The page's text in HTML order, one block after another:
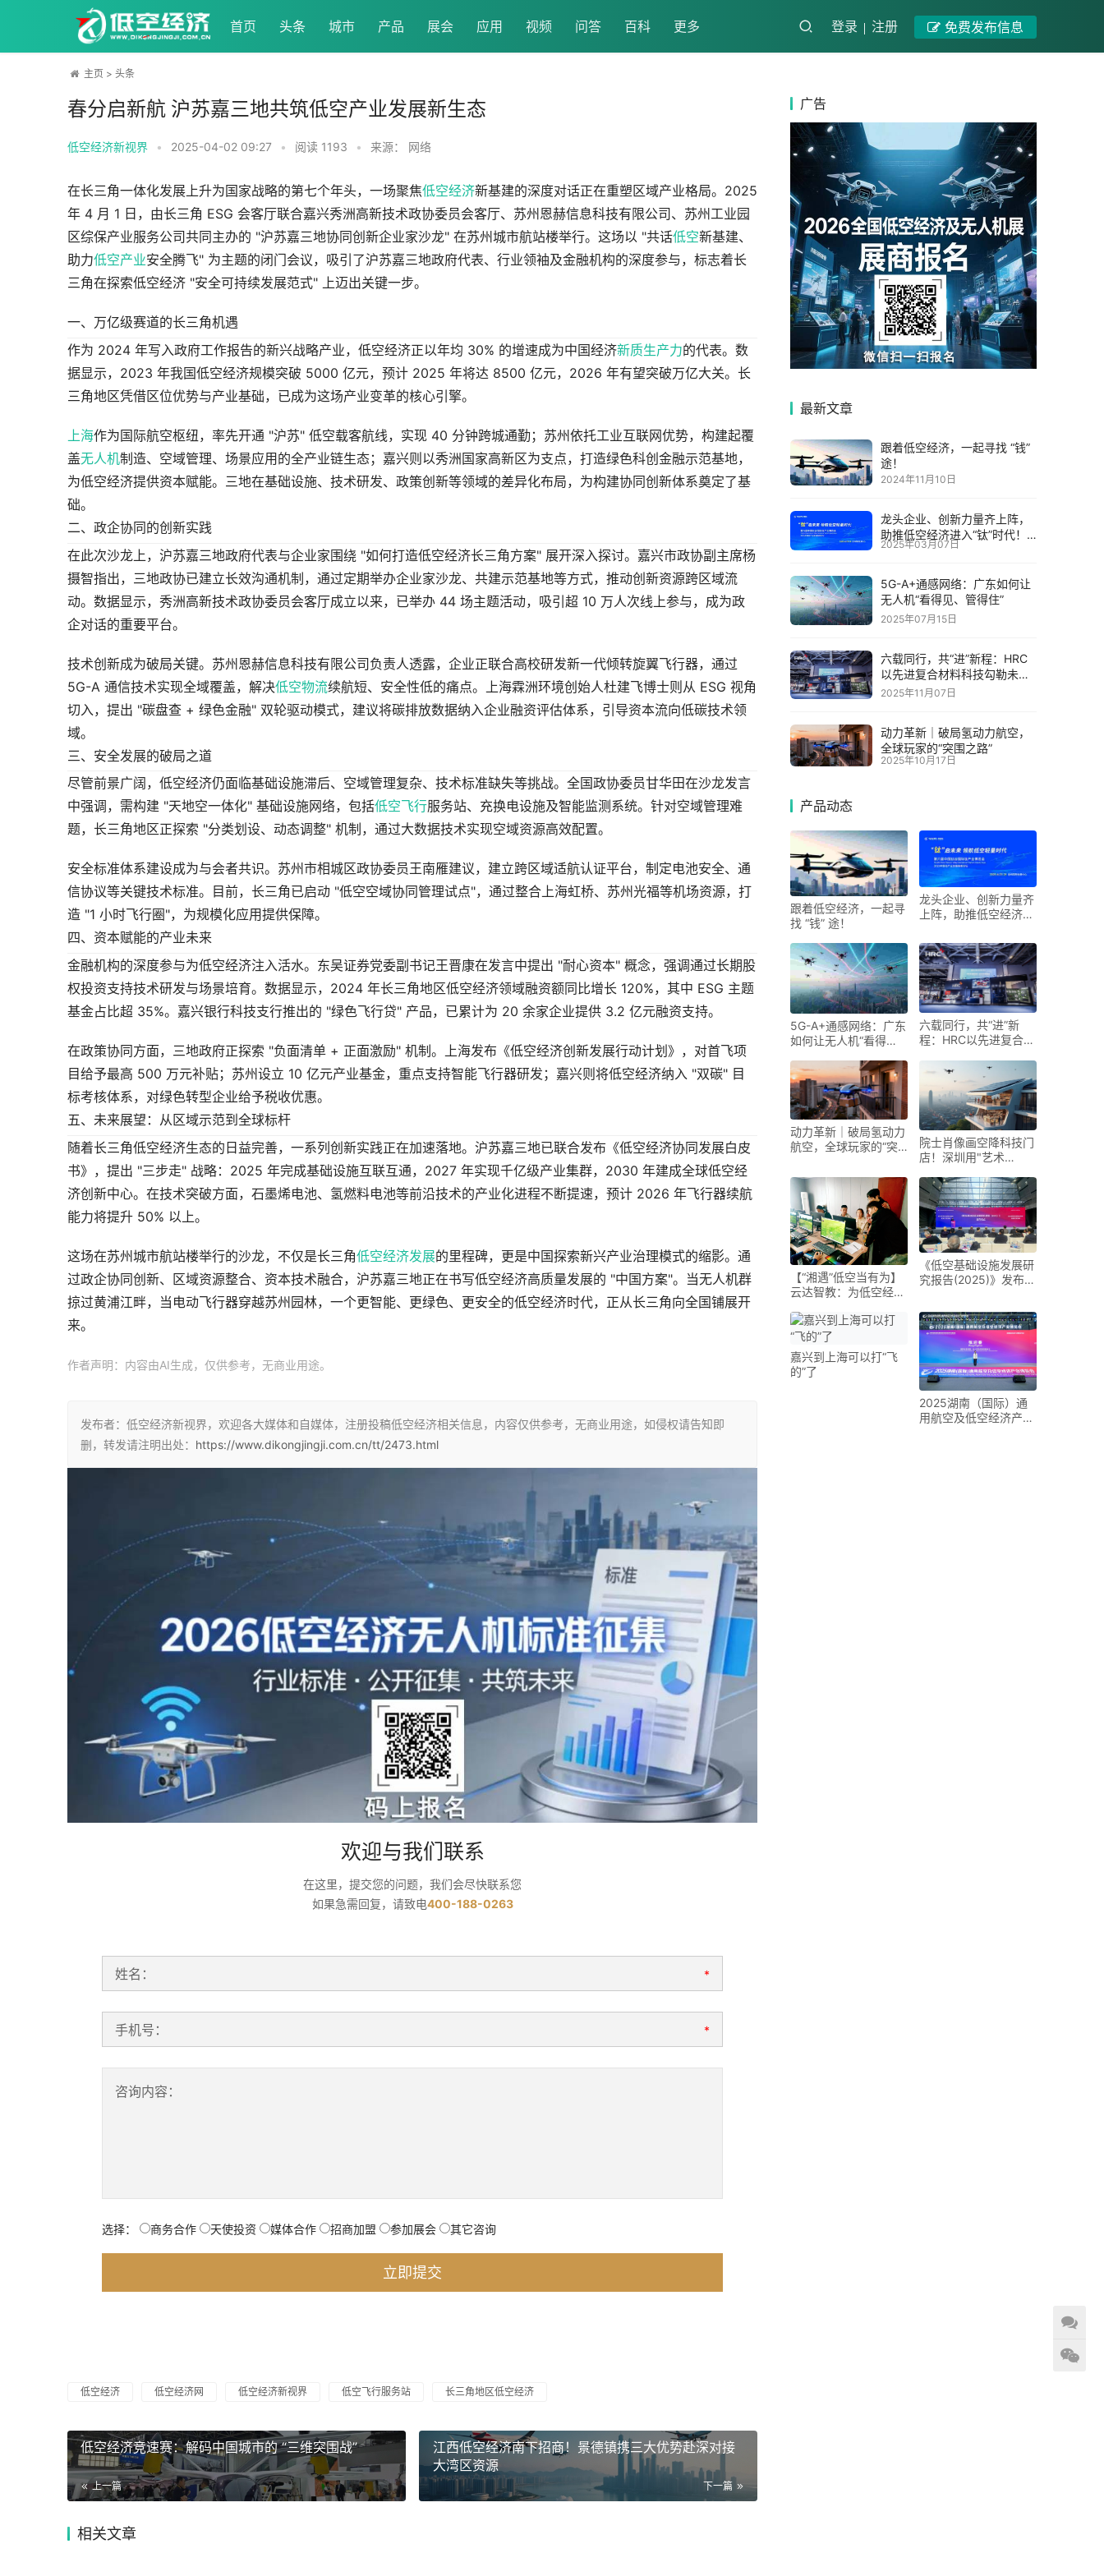
首页 头条 城市 产品 展会 应用 视频 问答 百科 更多 登录 注册 免费发布信息
主页 > 头条
春分启新航 沪苏嘉三地共筑低空产业发展新生态
低空经济新视界 • 2025-04-02 09:27 • 阅读 1193 • 来源： 网络
在长三角一体化发展上升为国家战略的第七个年头，一场聚焦低空经济新基建的深度对话正在重塑区域产业格局。2025
年 4 月 1 日，由长三角 ESG 会客厅联合嘉兴秀洲高新技术政协委员会客厅、苏州恩赫信息科技有限公司、苏州工业园
区综保产业服务公司共同主办的 "沪苏嘉三地协同创新企业家沙龙" 在苏州城市航站楼举行。这场以 "共话低空新基建、
助力低空产业安全腾飞" 为主题的闭门会议，吸引了沪苏嘉三地政府代表、行业领袖及金融机构的深度参与，标志着长
三角在探索低空经济 "安全可持续发展范式" 上迈出关键一步。
一、万亿级赛道的长三角机遇
作为 2024 年写入政府工作报告的新兴战略产业，低空经济正以年均 30% 的增速成为中国经济新质生产力的代表。数
据显示，2023 年我国低空经济规模突破 5000 亿元，预计 2025 年将达 8500 亿元，2026 年有望突破万亿大关。长
三角地区凭借区位优势与产业基础，已成为这场产业变革的核心引擎。
上海作为国际航空枢纽，率先开通 "沪苏" 低空载客航线，实现 40 分钟跨城通勤；苏州依托工业互联网优势，构建起覆
盖无人机制造、空域管理、场景应用的全产业链生态；嘉兴则以秀洲国家高新区为支点，打造绿色科创金融示范基地，
为低空经济提供资本赋能。三地在基础设施、技术研发、政策创新等领域的差异化布局，为构建协同创新体系奠定了基
础。
二、政企协同的创新实践
在此次沙龙上，沪苏嘉三地政府代表与企业家围绕 "如何打造低空经济长三角方案" 展开深入探讨。嘉兴市政协副主席杨
摄智指出，三地政协已建立长效沟通机制，通过定期举办企业家沙龙、共建示范基地等方式，推动创新资源跨区域流
动。数据显示，秀洲高新技术政协委员会客厅成立以来，已举办 44 场主题活动，吸引超 10 万人次线上参与，成为政
企对话的重要平台。
技术创新成为破局关键。苏州恩赫信息科技有限公司负责人透露，企业正联合高校研发新一代倾转旋翼飞行器，通过
5G-A 通信技术实现全域覆盖，解决低空物流续航短、安全性低的痛点。上海霖洲环境创始人杜建飞博士则从 ESG 视角
切入，提出 "碳盘查 + 绿色金融" 双轮驱动模式，建议将碳排放数据纳入企业融资评估体系，引导资本流向低碳技术领
域。
三、安全发展的破局之道
尽管前景广阔，低空经济仍面临基础设施滞后、空域管理复杂、技术标准缺失等挑战。全国政协委员甘华田在沙龙发言
中强调，需构建 "天地空一体化" 基础设施网络，包括低空飞行服务站、充换电设施及智能监测系统。针对空域管理难
题，长三角地区正探索 "分类划设、动态调整" 机制，通过大数据技术实现空域资源高效配置。
安全标准体系建设成为与会者共识。苏州市相城区政协委员王南雁建议，建立跨区域适航认证平台，制定电池安全、通
信协议等关键技术标准。目前，长三角已启动 "低空空域协同管理试点"，通过整合上海虹桥、苏州光福等机场资源，打
造 "1 小时飞行圈"，为规模化应用提供保障。
四、资本赋能的产业未来
金融机构的深度参与为低空经济注入活水。东吴证券党委副书记王晋康在发言中提出 "耐心资本" 概念，强调通过长期股
权投资支持技术研发与场景培育。数据显示，2024 年长三角地区低空经济领域融资额同比增长 120%，其中 ESG 主题
基金占比超 35%。嘉兴银行科技支行推出的 "绿色飞行贷" 产品，已累计为 20 余家企业提供 3.2 亿元融资支持。
在政策协同方面，三地政府正探索 "负面清单 + 正面激励" 机制。上海发布《低空经济创新发展行动计划》，对首飞项
目给予最高 500 万元补贴；苏州设立 10 亿元产业基金，重点支持智能飞行器研发；嘉兴则将低空经济纳入 "双碳" 目
标考核体系，对绿色转型企业给予税收优惠。
五、未来展望：从区域示范到全球标杆
随着长三角低空经济生态的日益完善，一系列创新实践正在加速落地。沪苏嘉三地已联合发布《低空经济协同发展白皮
书》，提出 "三步走" 战略：2025 年完成基础设施互联互通，2027 年实现千亿级产业集群，2030 年建成全球低空经
济创新中心。在技术突破方面，石墨烯电池、氢燃料电池等前沿技术的产业化进程不断提速，预计 2026 年飞行器续航
能力将提升 50% 以上。
这场在苏州城市航站楼举行的沙龙，不仅是长三角低空经济发展的里程碑，更是中国探索新兴产业治理模式的缩影。通
过政企协同创新、区域资源整合、资本技术融合，沪苏嘉三地正在书写低空经济高质量发展的 "中国方案"。当无人机群
掠过黄浦江畔，当电动飞行器穿越苏州园林，一个更智能、更绿色、更安全的低空经济时代，正从长三角向全国铺展开
来。
作者声明：内容由AI生成，仅供参考，无商业用途。
发布者：低空经济新视界，欢迎各大媒体和自媒体，注册投稿低空经济相关信息，内容仅供参考，无商业用途，如侵权请告知即
删，转发请注明出处： https://www.dikongjingji.com.cn/tt/2473.html
欢迎与我们联系
在这里，提交您的问题，我们会尽快联系您
如果急需回复，请致电400-188-0263
姓名： *
手机号： *
咨询内容：
选择： 商务合作 天使投资 媒体合作 招商加盟 参加展会 其它咨询
低空经济 低空经济网 低空经济新视界 低空飞行服务站 长三角地区低空经济
低空经济竞速赛：解码中国城市的 “三维突围战”
上一篇
江西低空经济南下招商！景德镇携三大优势赴深对接
大湾区资源
下一篇
相关文章
广告
最新文章
跟着低空经济，一起寻找 “钱”
途！
2024年11月10日
龙头企业、创新力量齐上阵，
助推低空经济进入“钛”时代！
第六届中国钛谷国际钛产业博
2025年03月07日
5G-A+通感网络：广东如何让
无人机“看得见、管得住”
2025年07月15日
六载同行，共“进”新程：HRC
以先进复合材料科技勾勒未来
出行新图景
2025年11月07日
动力革新｜破局氢动力航空，
全球玩家的“突围之路”
2025年10月17日
产品动态
跟着低空经济，一起寻
找 “钱” 途！
龙头企业、创新力量齐
上阵，助推低空经济进
国钛谷国际钛产业博览
会将于下月在宝鸡举
5G-A+通感网络：广东
如何让无人机“看得
六载同行，共“进”新
程：HRC以先进复合材
图景
动力革新｜破局氢动力
航空，全球玩家的“突
院士肖像画空降科技门
店！深圳用"艺术
【“湘遇”低空当有为】
云达智教：为低空经济
《低空基础设施发展研
究报告(2025)》发布
施建设的战略机遇期
嘉兴到上海可以打“飞
的”了
2025湖南（国际）通
用航空及低空经济产业